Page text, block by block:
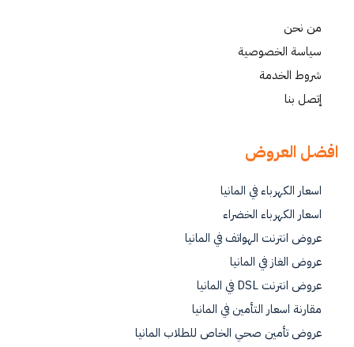
من نحن
سياسة الخصوصية
شروط الخدمة
إتصل بنا
افضل العروض
اسعار الكهرباء في المانيا
اسعار الكهرباء الخضراء
عروض انترنت الهواتف في المانيا
عروض الغاز في المانيا
عروض انترنت DSL في المانيا
مقارنة اسعار التأمين في المانيا
عروض تأمين صحي الخاص للطلاب المانيا